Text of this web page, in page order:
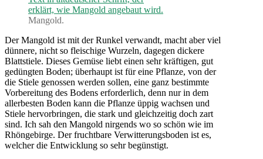
Mangold.
Der Mangold ist mit der Runkel verwandt, macht aber viel
dünnere, nicht so fleischige Wurzeln, dagegen dickere
Blattstiele. Dieses Gemüse liebt einen sehr kräftigen, gut
gedüngten Boden; überhaupt ist für eine Pflanze, von der
die Stiele genossen werden sollen, eine ganz bestimmte
Vorbereitung des Bodens erforderlich, denn nur in dem
allerbesten Boden kann die Pflanze üppig wachsen und
Stiele hervorbringen, die stark und gleichzeitig doch zart
sind. Ich sah den Mangold nirgends wo so schön wie im
Rhöngebirge. Der fruchtbare Verwitterungsboden ist es,
welcher die Entwicklung so sehr begünstigt.